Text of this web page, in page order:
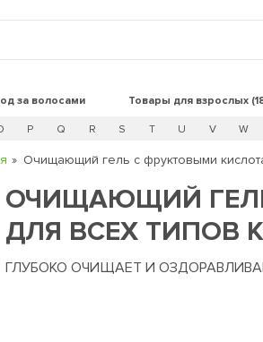
за волосами Товары для взрослых
P Q R S T U V W
Очищающий гель с фруктовыми
ОЧИЩАЮЩИЙ
ДЛЯ ВСЕХ ТИПОВ
ГЛУБОКО ОЧИЩАЕТ И